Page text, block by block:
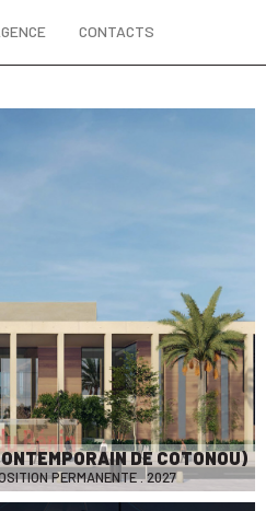
CONTACTS
DE COTONOU)
PERMANENTE . 2027